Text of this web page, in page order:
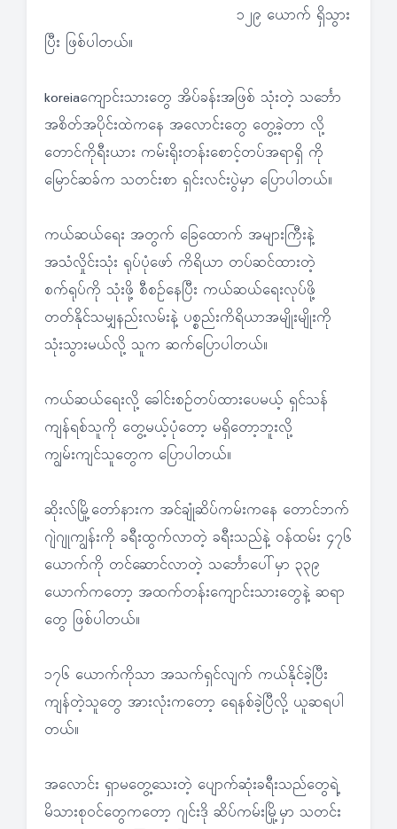
၁၂၉ ယောက် ရှိသွား
ပြီး ဖြစ်ပါတယ်။
koreiaကျောင်းသားတွေ အိပ်ခန်းအဖြစ် သုံးတဲ့ သင်္ဘော
အစိတ်အပိုင်းထဲကနေ အလောင်းတွေ တွေ့ခဲ့တာ လို့
တောင်ကိုရီးယား ကမ်းရိုးတန်းစောင့်တပ်အရာရှိ ကို
မြောင်ဆခ်က သတင်းစာ ရှင်းလင်းပွဲမှာ ပြောပါတယ်။
ကယ်ဆယ်ရေး အတွက် ခြေထောက် အများကြီးနဲ့
အသံလှိုင်းသုံး ရုပ်ပုံဖော် ကိရိယာ တပ်ဆင်ထားတဲ့
စက်ရုပ်ကို သုံးဖို့ စီစဉ်နေပြီး ကယ်ဆယ်ရေးလုပ်ဖို့
တတ်နိုင်သမျှနည်းလမ်းနဲ့ ပစ္စည်းကိရိယာအမျိုးမျိုးကို
သုံးသွားမယ်လို့ သူက ဆက်ပြောပါတယ်။
ကယ်ဆယ်ရေးလို့ ခေါင်းစဉ်တပ်ထားပေမယ့် ရှင်သန်
ကျန်ရစ်သူကို တွေ့မယ့်ပုံတော့ မရှိတော့ဘူးလို့
ကျွမ်းကျင်သူတွေက ပြောပါတယ်။
ဆိုးလ်မြို့တော်နားက အင်ချုံဆိပ်ကမ်းကနေ တောင်ဘက်
ဂျဲဂျုကျွန်းကို ခရီးထွက်လာတဲ့ ခရီးသည်နဲ့ ဝန်ထမ်း ၄၇၆
ယောက်ကို တင်ဆောင်လာတဲ့ သင်္ဘောပေါ်မှာ ၃၃၉
ယောက်ကတော့ အထက်တန်းကျောင်းသားတွေနဲ့ ဆရာ
တွေ ဖြစ်ပါတယ်။
၁၇၆ ယောက်ကိုသာ အသက်ရှင်လျက် ကယ်နိုင်ခဲ့ပြီး
ကျန်တဲ့သူတွေ အားလုံးကတော့ ရေနစ်ခဲ့ပြီလို့ ယူဆရပါ
တယ်။
အလောင်း ရှာမတွေ့သေးတဲ့ ပျောက်ဆုံးခရီးသည်တွေရဲ့
မိသားစုဝင်တွေကတော့ ဂျင်းဒို ဆိပ်ကမ်းမြို့မှာ သတင်း